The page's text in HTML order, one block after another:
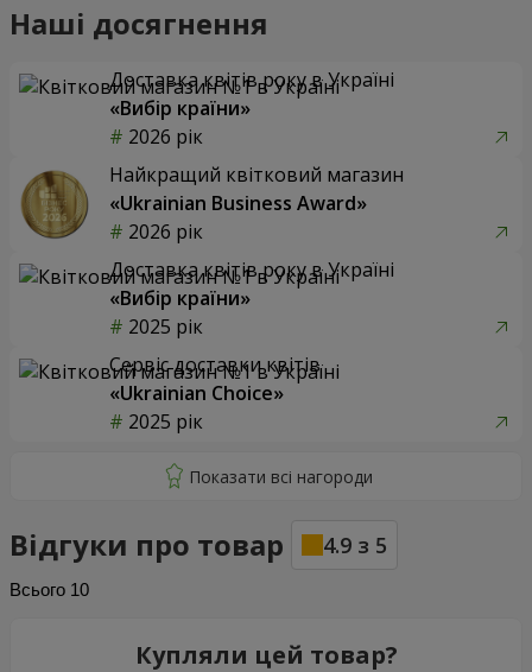
Наші досягнення
Доставка квітів року в Україні
«Вибір країни»
2026 рік
Найкращий квітковий магазин
«Ukrainian Business Award»
2026 рік
Доставка квітів року в Україні
«Вибір країни»
2025 рік
Сервіс доставки квітів
«Ukrainian Choice»
2025 рік
Відгуки про товар 4.9 з 5
Всього 10
Купляли цей товар?